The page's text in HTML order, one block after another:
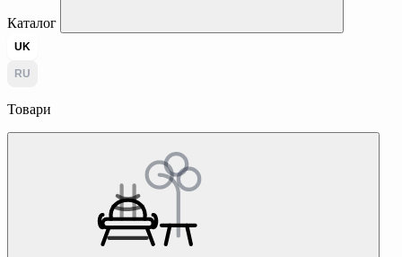
Каталог
UK
RU
Товари